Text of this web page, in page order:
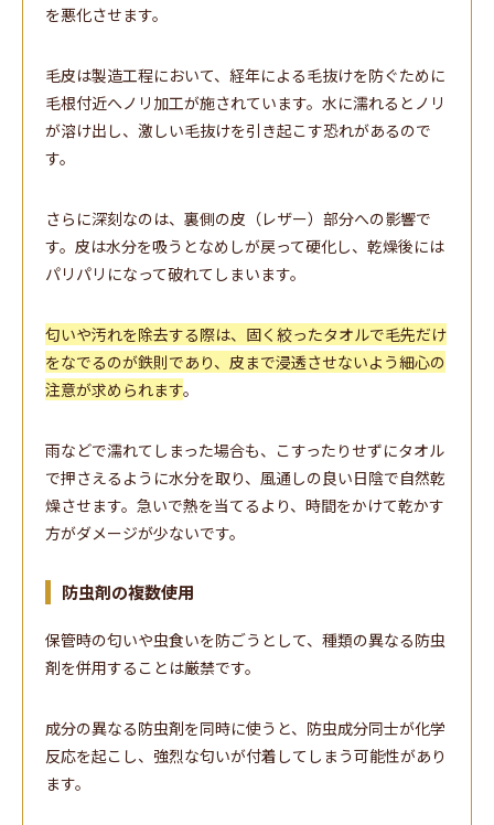
を悪化させます。
毛皮は製造工程において、経年による毛抜けを防ぐために
毛根付近へノリ加工が施されています。水に濡れるとノリ
が溶け出し、激しい毛抜けを引き起こす恐れがあるので
す。
さらに深刻なのは、裏側の皮（レザー）部分への影響で
す。皮は水分を吸うとなめしが戻って硬化し、乾燥後には
パリパリになって破れてしまいます。
匂いや汚れを除去する際は、固く絞ったタオルで毛先だけ
をなでるのが鉄則であり、皮まで浸透させないよう細心の
注意が求められます。
雨などで濡れてしまった場合も、こすったりせずにタオル
で押さえるように水分を取り、風通しの良い日陰で自然乾
燥させます。急いで熱を当てるより、時間をかけて乾かす
方がダメージが少ないです。
防虫剤の複数使用
保管時の匂いや虫食いを防ごうとして、種類の異なる防虫
剤を併用することは厳禁です。
成分の異なる防虫剤を同時に使うと、防虫成分同士が化学
反応を起こし、強烈な匂いが付着してしまう可能性があり
ます。